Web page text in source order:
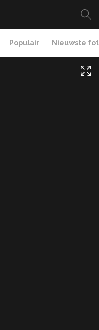
Populair Nieuwste